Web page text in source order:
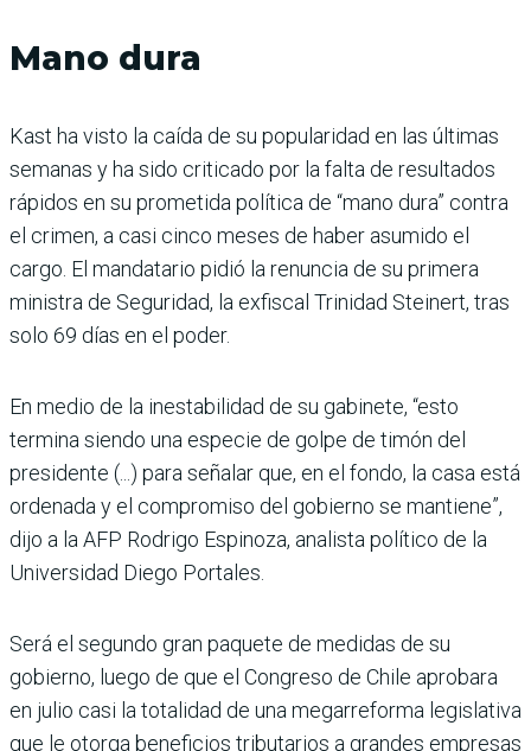
Mano dura
Kast ha visto la caída de su popularidad en las últimas
semanas y ha sido criticado por la falta de resultados
rápidos en su prometida política de “mano dura” contra
el crimen, a casi cinco meses de haber asumido el
cargo. El mandatario pidió la renuncia de su primera
ministra de Seguridad, la exfiscal Trinidad Steinert, tras
solo 69 días en el poder.
En medio de la inestabilidad de su gabinete, “esto
termina siendo una especie de golpe de timón del
presidente (...) para señalar que, en el fondo, la casa está
ordenada y el compromiso del gobierno se mantiene”,
dijo a la AFP Rodrigo Espinoza, analista político de la
Universidad Diego Portales.
Será el segundo gran paquete de medidas de su
gobierno, luego de que el Congreso de Chile aprobara
en julio casi la totalidad de una megarreforma legislativa
que le otorga beneficios tributarios a grandes empresas